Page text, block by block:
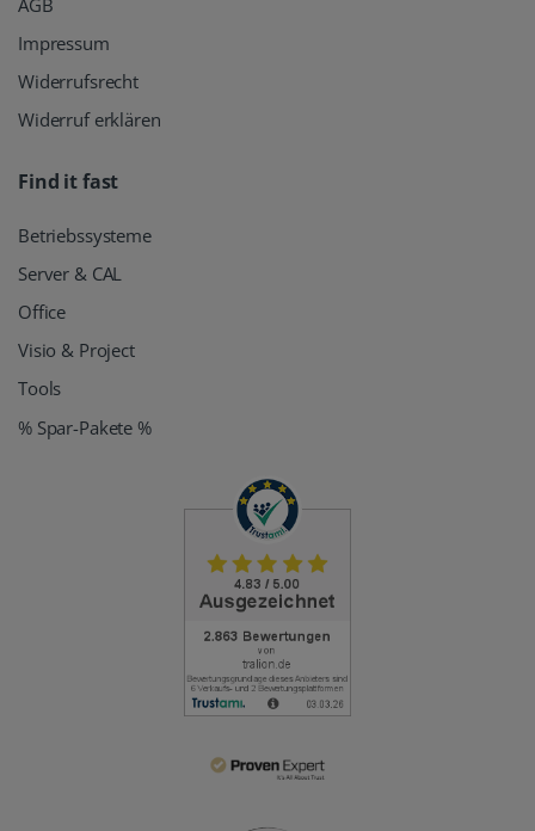
Impressum
Widerrufsrecht
Widerruf erklären
Find it fast
Betriebssysteme
Server & CAL
Office
Visio & Project
Tools
% Spar-Pakete %